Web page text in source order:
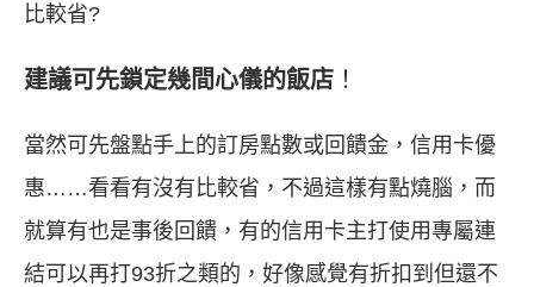
比較省?
建議可先鎖定幾間心儀的飯店 ！
當然可先盤點手上的訂房點數或回饋金，信用卡優
惠……看看有沒有比較省，不過這樣有點燒腦，而
就算有也是事後回饋，有的信用卡主打使用專屬連
結可以再打93折之類的，好像感覺有折扣到但還不